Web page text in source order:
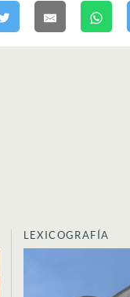
LEXICOGRAFÍA